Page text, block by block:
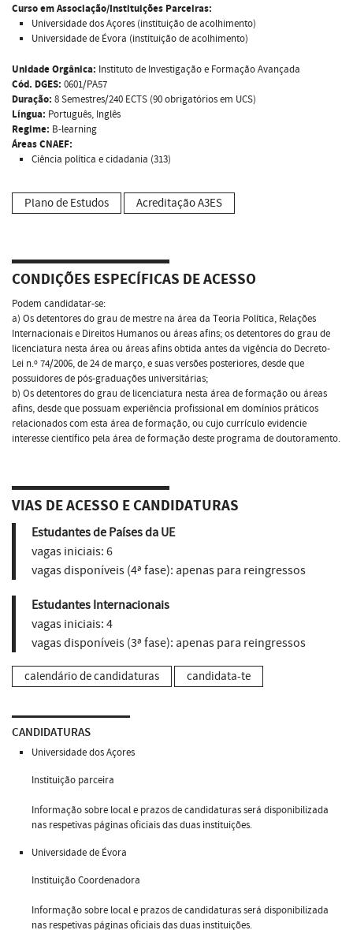
Curso em Associação/Instituições Parceiras:
Universidade dos Açores (instituição de acolhimento)
Universidade de Évora (instituição de acolhimento)
Unidade Orgânica: Instituto de Investigação e Formação Avançada
Cód. DGES: 0601/PA57
Duração: 8 Semestres/240 ECTS (90 obrigatórios em UCS)
Língua: Português, Inglês
Regime: B-learning
Áreas CNAEF:
Ciência política e cidadania (313)
Plano de Estudos Acreditação A3ES
CONDIÇÕES ESPECÍFICAS DE ACESSO
Podem candidatar-se:
a) Os detentores do grau de mestre na área da Teoria Política, Relações
Internacionais e Direitos Humanos ou áreas afins; os detentores do grau de
licenciatura nesta área ou áreas afins obtida antes da vigência do Decreto-
Lei n.º 74/2006, de 24 de março, e suas versões posteriores, desde que
possuidores de pós-graduações universitárias;
b) Os detentores do grau de licenciatura nesta área de formação ou áreas
afins, desde que possuam experiência profissional em domínios práticos
relacionados com esta área de formação, ou cujo currículo evidencie
interesse científico pela área de formação deste programa de doutoramento.
VIAS DE ACESSO E CANDIDATURAS
Estudantes de Países da UE
vagas iniciais: 6
vagas disponíveis (4ª fase): apenas para reingressos
Estudantes Internacionais
vagas iniciais: 4
vagas disponíveis (3ª fase): apenas para reingressos
calendário de candidaturas candidata-te
CANDIDATURAS
Universidade dos Açores
Instituição parceira
Informação sobre local e prazos de candidaturas será disponibilizada
nas respetivas páginas oficiais das duas instituições.
Universidade de Évora
Instituição Coordenadora
Informação sobre local e prazos de candidaturas será disponibilizada
nas respetivas páginas oficiais das duas instituições.